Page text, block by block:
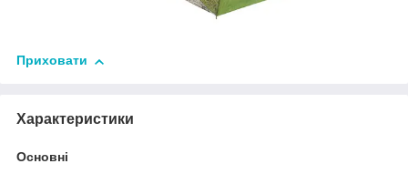
Приховати
Характеристики
Основні